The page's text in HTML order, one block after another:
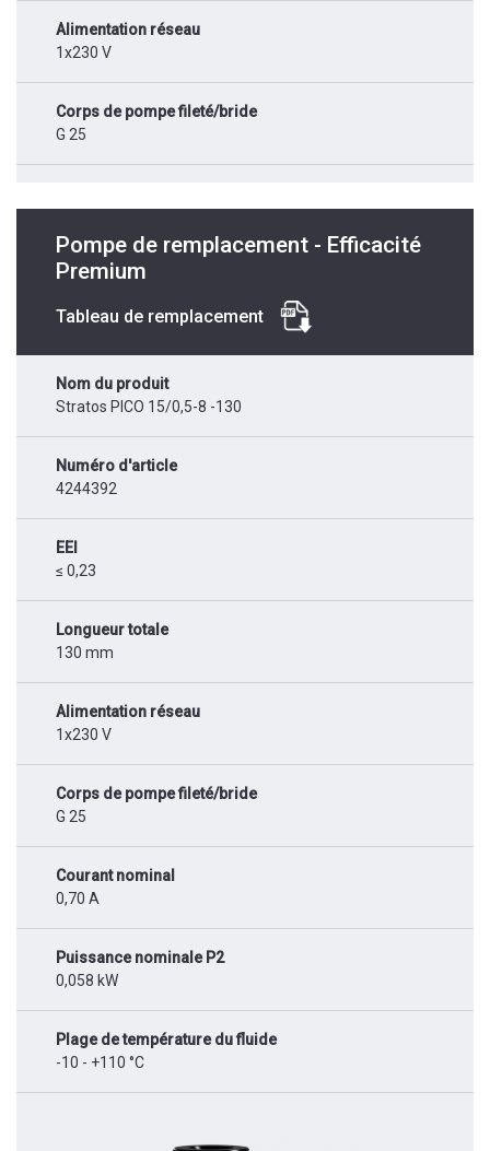
Alimentation réseau
1x230 V
Corps de pompe fileté/bride
G 25
Pompe de remplacement - Efficacité
Premium
Tableau de remplacement
Nom du produit
Stratos PICO 15/0,5-8 -130
Numéro d'article
4244392
EEI
≤ 0,23
Longueur totale
130 mm
Alimentation réseau
1x230 V
Corps de pompe fileté/bride
G 25
Courant nominal
0,70 A
Puissance nominale P2
0,058 kW
Plage de température du fluide
-10 - +110 °C